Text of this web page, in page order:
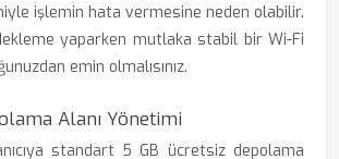
işlemin hata vermesine neden olabilir.
yaparken mutlaka stabil bir Wi-Fi
emin olmalısınız.
Alanı Yönetimi
standart 5 GB ücretsiz depolama